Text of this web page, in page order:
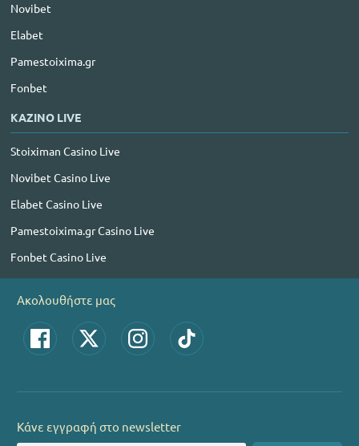
Novibet
Elabet
Pamestoixima.gr
Fonbet
ΚΑΖΙΝΟ LIVE
Stoiximan Casino Live
Novibet Casino Live
Elabet Casino Live
Pamestoixima.gr Casino Live
Fonbet Casino Live
Ακολουθήστε μας
Κάνε εγγραφή στο newsletter